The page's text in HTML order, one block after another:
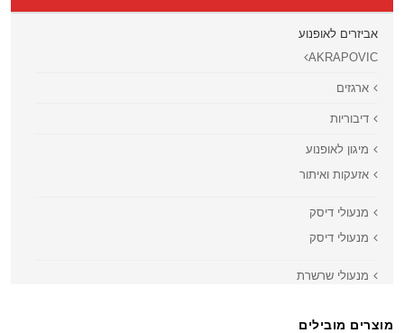
אביזרים לאופנוע
AKRAPOVIC
ארגזים
דיבוריות
מיגון לאופנוע
אזעקות ואיתור
מנעולי דיסק
מנעולי דיסק
מנעולי שרשרת
מוצרים מובילים